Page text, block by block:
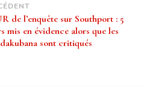
de l’enquête sur Southport : 5
mis en évidence alors que les
sont critiqués